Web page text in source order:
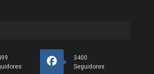
3400
Seguidores